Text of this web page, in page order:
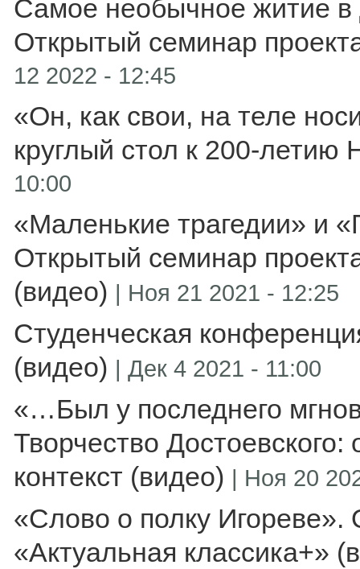
Самое необычное житие в
Открытый семинар
12 2022 - 12:45
«Он, как свои, на теле
круглый стол к 200-летию
10:00
«Маленькие трагедии» и
Открытый семинар
(видео) | Ноя 21 2021 - 12:25
Студенческая
(видео) | Дек 4 2021 - 11:00
«…Был у последнего
Творчество
контекст (видео) | Ноя 20
«Слово о полку
«Актуальная классика+»